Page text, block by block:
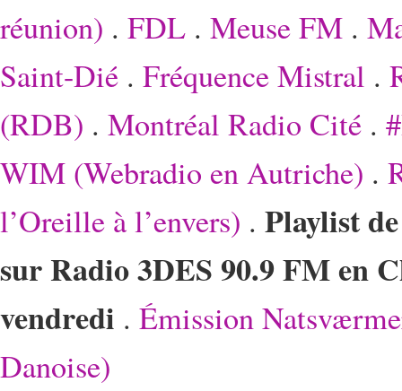
réunion) . FDL . Meuse FM .
Saint-Dié . Fréquence Mistral .
(RDB) . Montréal Radio Cité .
WIM (Webradio en Autriche) .
l’Oreille à l’envers) . Playlist
sur Radio 3DES 90.9 FM en
vendredi . Émission
Danoise)